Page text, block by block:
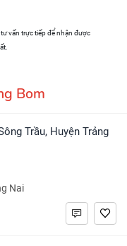
vấn trực tiếp để nhận được
Bom
Nai